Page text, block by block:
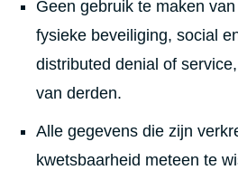
Geen gebruik te maken
fysieke beveiliging, social
distributed denial of
van derden.
Alle gegevens die zijn
kwetsbaarheid meteen te